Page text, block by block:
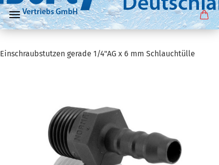
Einschraubstutzen gerade 1/4"AG x 6 mm Schlauchtülle